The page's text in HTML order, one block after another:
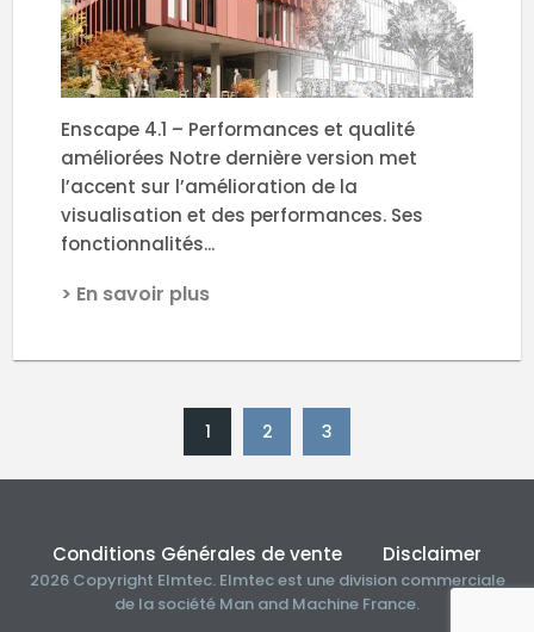
Enscape 4.1 – Performances et qualité
améliorées Notre dernière version met
l’accent sur l’amélioration de la
visualisation et des performances. Ses
fonctionnalités...
> En savoir plus
1 2 3
Conditions Générales de vente Disclaimer
2026 Copyright Elmtec. Elmtec est une division commerciale
de la société Man and Machine France.